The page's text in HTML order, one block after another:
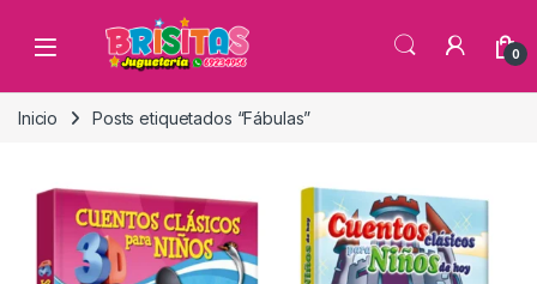
0
Inicio Posts etiquetados “Fábulas”